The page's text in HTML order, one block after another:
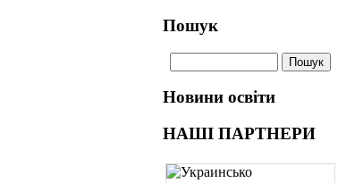
Пошук
Новини освіти
НАШІ ПАРТНЕРИ